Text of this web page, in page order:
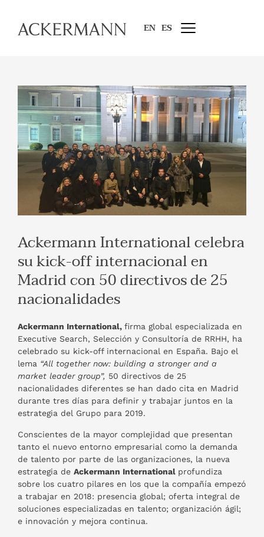
EN ES
Ackermann International celebra
su kick-off internacional en
Madrid con 50 directivos de 25
nacionalidades
Ackermann International, firma global especializada en
Executive Search, Selección y Consultoría de RRHH, ha
celebrado su kick-off internacional en España. Bajo el
lema “All together now: building a stronger and a
market leader group”, 50 directivos de 25
nacionalidades diferentes se han dado cita en Madrid
durante tres días para definir y trabajar juntos en la
estrategia del Grupo para 2019.
Conscientes de la mayor complejidad que presentan
tanto el nuevo entorno empresarial como la demanda
de talento por parte de las organizaciones, la nueva
estrategia de Ackermann International profundiza
sobre los cuatro pilares en los que la compañía empezó
a trabajar en 2018: presencia global; oferta integral de
soluciones especializadas en talento; organización ágil;
e innovación y mejora continua.